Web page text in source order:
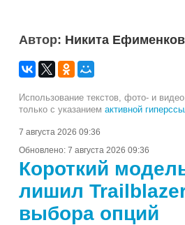
Автор: Никита Ефименков
Использование текстов, фото- и
только с указанием активной
7 августа 2026 09:36
Обновлено: 7 августа 2026 09:36
Короткий
лишил
выбора опций